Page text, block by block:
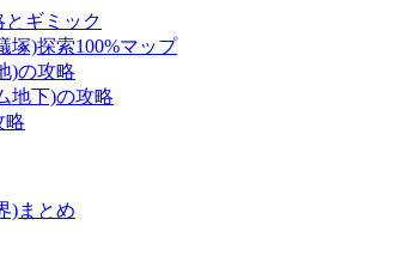
ギミック
塚)探索100%マップ
)の攻略
地下)の攻略
略
)まとめ